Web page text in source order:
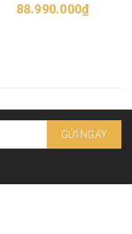
88.990.000₫
GỬI NGAY